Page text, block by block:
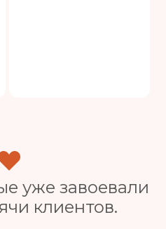
уже завоевали
клиентов.